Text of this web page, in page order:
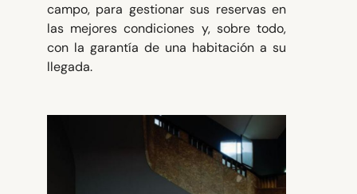
campo, para gestionar sus reservas en
las mejores condiciones y, sobre todo,
con la garantía de una habitación a su
llegada.